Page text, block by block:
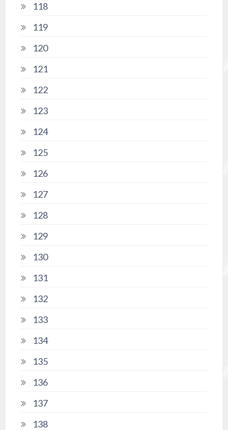
118
119
120
121
122
123
124
125
126
127
128
129
130
131
132
133
134
135
136
137
138